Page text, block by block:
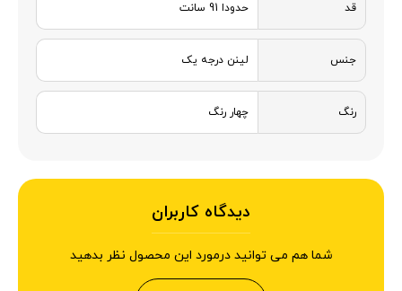
قد حدودا 91 سانت
جنس لینن درجه یک
رنگ چهار رنگ
دیدگاه کاربران
شما هم می توانید درمورد این محصول نظر بدهید